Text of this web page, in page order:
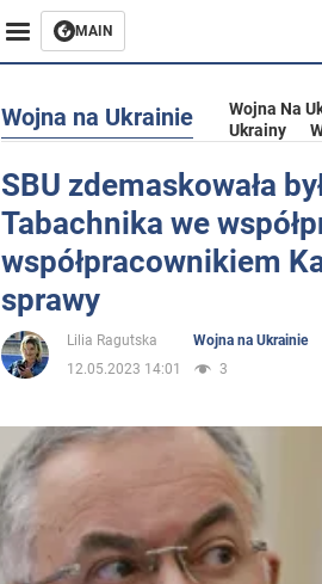
MAIN
Rozrywka
Życie
Polityka
Wojna na Ukrainie
Jedzenie
Wojna na Ukrainie Wojna Na
Ukrainy
SBU zdemaskowała
Tabachnika we
współpracownikiem
sprawy
Lilia Ragutska
Wojna na Ukrainie
12.05.2023 14:01
3